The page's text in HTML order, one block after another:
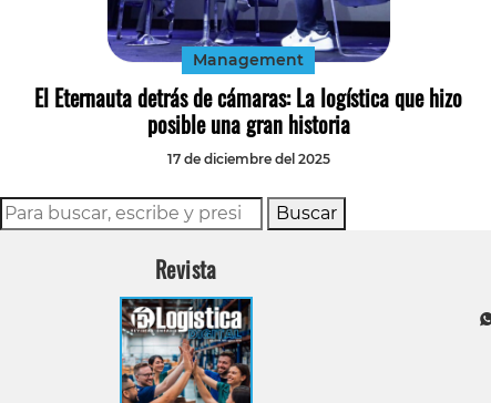
Management
El Eternauta detrás de cámaras: La logística que hizo
posible una gran historia
17 de diciembre del 2025
Buscar
Revista